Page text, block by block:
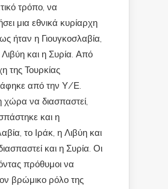
τρόπο, να
μια εθνικά κυρίαρχη
ήταν η Γιουγκοσλαβία,
Λιβύη και η Συρία. Από
της Τουρκίας
από την Υ/Ε.
να διασπαστεί,
και η
το Ιράκ, η Λιβύη και
και η Συρία. Οι
πρόθυμοι να
βρώμικο ρόλο της